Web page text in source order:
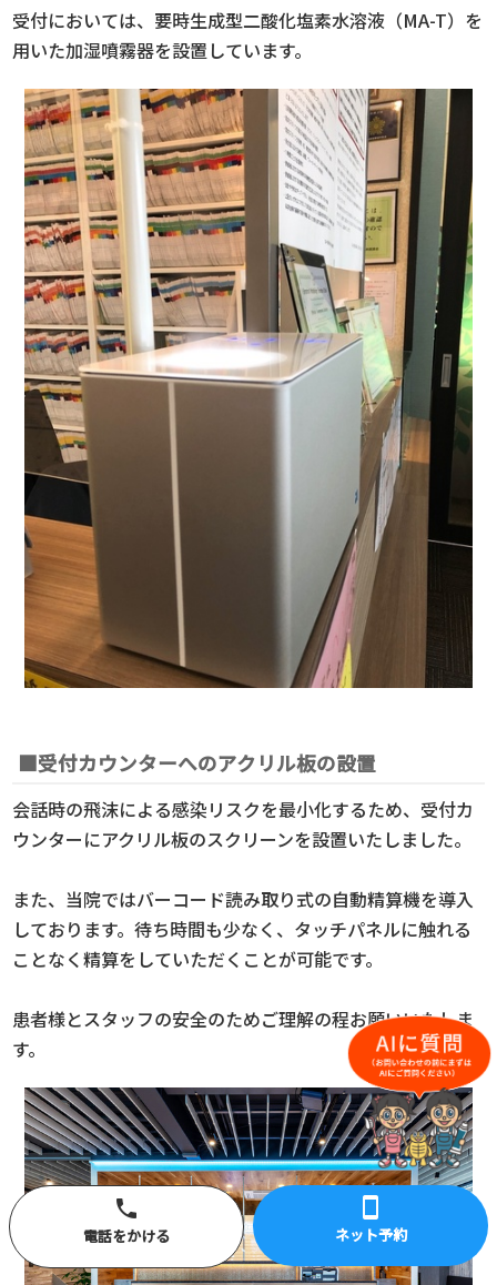
phone
電話をかける
smartphone
ネット予約
受付においては、要時生成型二酸化塩素水溶液（MA-T）を
用いた加湿噴霧器を設置しています。
■受付カウンターへのアクリル板の設置
会話時の飛沫による感染リスクを最小化するため、受付カ
ウンターにアクリル板のスクリーンを設置いたしました。
また、当院ではバーコード読み取り式の自動精算機を導入
しております。待ち時間も少なく、タッチパネルに触れる
ことなく精算をしていただくことが可能です。
患者様とスタッフの安全のためご理解の程お願いいたしま
す。